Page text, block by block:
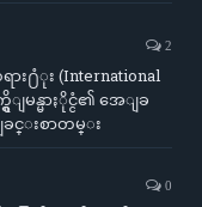
2
ား႐ံုး (International
မန္မာႏိုင္ငံ၏ အေျခ
င္းစာတမ္း
0